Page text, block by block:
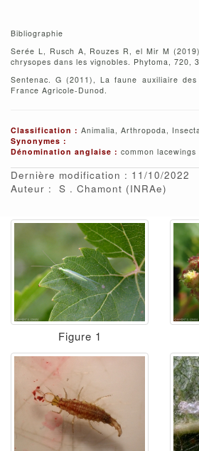
Bibliographie
Serée L, Rusch A, Rouzes R, el Mir M
chrysopes dans les vignobles. Phytoma, 720,
Sentenac. G (2011), La faune auxiliaire
France Agricole-Dunod.
Classification : Animalia, Arthropoda,
Synonymes :
Dénomination anglaise : common lacewings
Dernière modification : 11/10/2022
Auteur :
S Chamont (INRAe)
Figure 1